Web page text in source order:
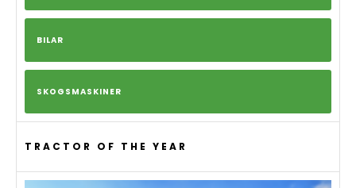
BILAR
SKOGSMASKINER
TRACTOR OF THE YEAR